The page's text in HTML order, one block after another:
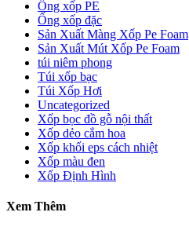
Ống xốp PE
Ống xốp đặc
Sản Xuất Màng Xốp Pe Foam
Sản Xuất Mút Xốp Pe Foam
túi niêm phong
Túi xốp bạc
Túi Xốp Hơi
Uncategorized
Xốp bọc đồ gỗ nội thất
Xốp dẻo cắm hoa
Xốp khối eps cách nhiệt
Xốp màu đen
Xốp Định Hình
Xem Thêm